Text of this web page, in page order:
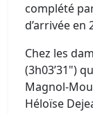
complété
d’arrivée en
Chez les
(3h03’31")
Magnol-
Héloïse